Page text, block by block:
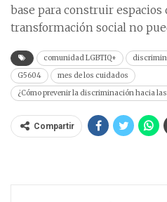
base para construir espacios
transformación social no
comunidad LGBTIQ+
G5604
mes de los cuidados
¿Cómo prevenir la discriminación hacia las
Compartir